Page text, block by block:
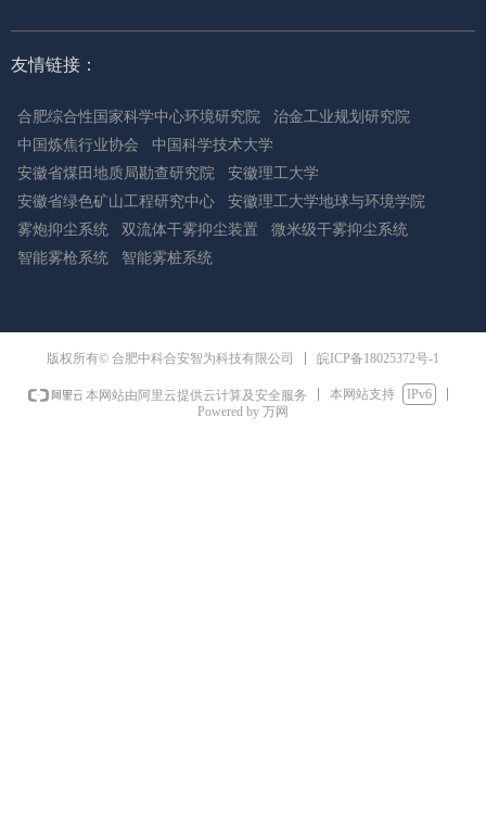
友情链接：
合肥综合性国家科学中心环境研究院
治金工业规划研究院
中国炼焦行业协会
中国科学技术大学
安徽省煤田地质局勘查研究院
安徽理工大学
安徽省绿色矿山工程研究中心
安徽理工大学地球与环境学院
雾炮抑尘系统
双流体干雾抑尘装置
微米级干雾抑尘系统
智能雾枪系统
智能雾桩系统
版权所有© 合肥中科合安智为科技有限公司 皖ICP备18025372号-1
本网站由阿里云提供云计算及安全服务 本网站支持
IPv6
Powered by 万网